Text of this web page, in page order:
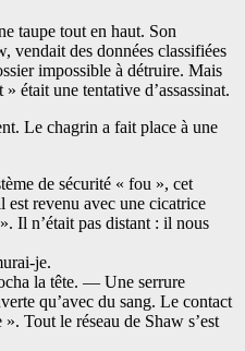
taupe tout en haut. Son
vendait des données classifiées
impossible à détruire. Mais
était une tentative d’assassinat.
Le chagrin a fait place à une
de sécurité « fou », cet
est revenu avec une cicatrice
Il n’était pas distant : il nous
je.
la tête. — Une serrure
qu’avec du sang. Le contact
Tout le réseau de Shaw s’est